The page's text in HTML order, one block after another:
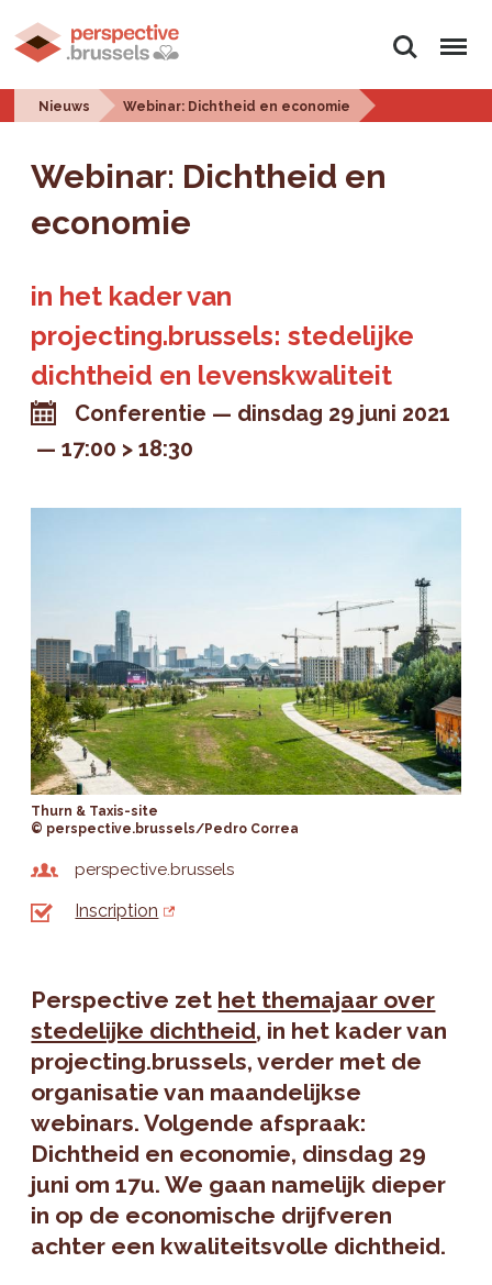
Zoeken Menu
Nieuws Webinar: Dichtheid en economie
Webinar: Dichtheid en
economie
in het kader van
projecting.brussels: stedelijke
dichtheid en levenskwaliteit
Conferentie
dinsdag 29 juni 2021
17:00 > 18:30
Thurn & Taxis-site
© perspective.brussels/Pedro Correa
perspective.brussels
Inscription
Perspective zet het themajaar over
stedelijke dichtheid, in het kader van
projecting.brussels, verder met de
organisatie van maandelijkse
webinars. Volgende afspraak:
Dichtheid en economie, dinsdag 29
juni om 17u. We gaan namelijk dieper
in op de economische drijfveren
achter een kwaliteitsvolle dichtheid.